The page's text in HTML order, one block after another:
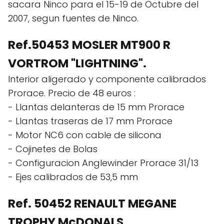
sacara Ninco para el 15-19 de Octubre del
2007, segun fuentes de Ninco.
Ref.50453 MOSLER MT900 R
VORTROM "LIGHTNING".
Interior aligerado y componente calibrados
Prorace. Precio de 48 euros :
- Llantas delanteras de 15 mm Prorace
- Llantas traseras de 17 mm Prorace
- Motor NC6 con cable de silicona
- Cojinetes de Bolas
- Configuracion Anglewinder Prorace 31/13
- Ejes calibrados de 53,5 mm
Ref. 50452 RENAULT MEGANE